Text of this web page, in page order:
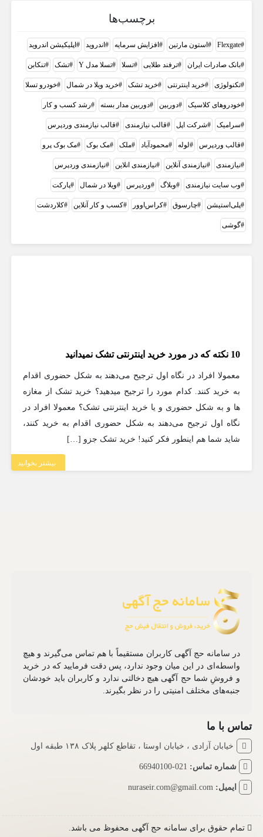
برچسب‌ها
Flexgate استون مارتین افزایش سرمایه اندروید اپلیکیشن اندروید
بانک صادرات ایران ترفند طلایی تسلا تسلا مدل Y تشک تنکابن
تکنولوژی خرید اینترنتی خرید تشک خرید ویلا در شمال خودرو تسلا
خودروهای کلاسیک دوربین دوربین مدار بسته رشد کسب و کار
سرامیک شرکت اپل قالب نیازمندی قالب نیازمندی وردپرس
قالب وردپرس لوله محمودآباد ملک مک بوک مک بوک پرو
نیازمندی نیازمندی آنلاین نیازمندی انلاین نیازمندی وردپرس
وب سایت نیازمندی وبلاگ وردپرس ویلا در شمال پارکت
پلی‌استیشن چارسوق کراس‌اوور کسب و کار آنلاین کلاردشت
گوشی
10 نکته که در مورد خرید اینترنتی تشک نمیدانید
معمولا افراد در نگاه اول ترجیح می‌دهند به شکل حضوری اقدام
به خرید کنند. کدام مورد را ترجیح میدهید؟ خرید تشک از مغازه
ها و به شکل حضوری و یا خرید اینترنتی تشک؟ معمولا افراد در
نگاه اول ترجیح می‌دهند به شکل حضوری اقدام به خرید کنند،
شاید شما هم اینطور فکر کنید! خرید تشک جزو […]
بیشتر بخوانید
در سامانه حج آگهی کاربران مستقیماً با هم تماس می‌گیرند و هیچ
واسطه‌ای در این میان وجود ندارد، پس دقت فرمایید که در خرید
و فروشِ شما حج آگهی هیچ دخالتی ندارد و کاربران باید خودشان
جنبه‌های مختلف امنیتی را در نظر بگیرند.
تماس با ما
خیابان آزادی ، خیابان اوستا ، تقاطع کلهر پلاک ۱۳۸ طبقه اول
شماره تماس: 021-66940100
ایمیل:nuraseir.com@gmail.com
تمام حقوق برای سامانه حج آگهی محفوظ می باشد.